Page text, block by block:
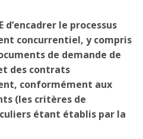
d’encadrer le processus
concurrentiel, y compris
de demande de
des contrats
conformément aux
(les critères de
étant établis par la